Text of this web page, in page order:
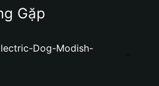
Gặp
Dog-Modish-